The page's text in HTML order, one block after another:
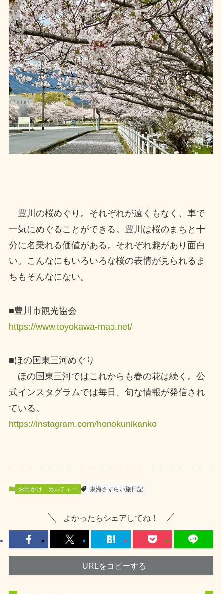
豊川の桜めぐり。それぞれが遠くもなく、車で
一気にめぐることができる。豊川は桜のまちと十
分に名乗れる価値がある。それぞれ趣があり面白
い。こんなにもいろいろな桜の表情が見られるま
ちもそんなにない。
■豊川市観光協会
https://www.toyokawa-map.net/
■ほの国東三河めぐり
ほの国東三河ではこれからも春の花は続く。公
式インスタグラムでは毎日、旬な情報が発信され
ている。
https://instagram.com/honokunikanko
お出かけ カルチャー 東海さすらい旅日記
よかったらシェアしてね！
URLをコピーする